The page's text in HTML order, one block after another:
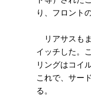
り、フロント
リアサスも
イッチした。
リングはコイ
これで、サー
る。